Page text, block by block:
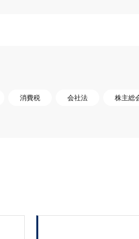
消費税 会社法 株主総